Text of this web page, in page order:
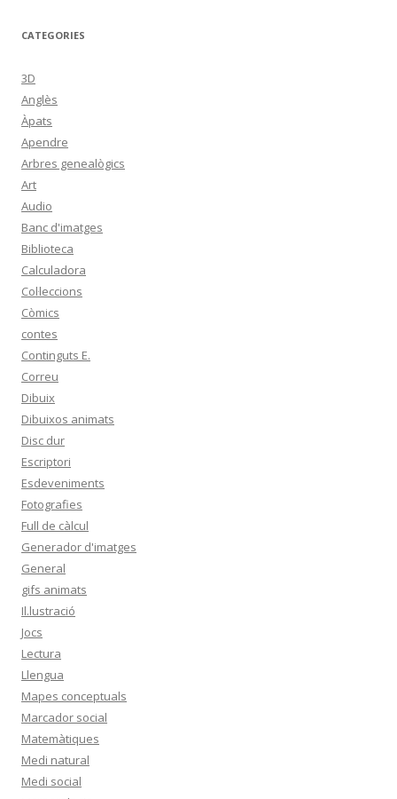
CATEGORIES
3D
Anglès
Àpats
Apendre
Arbres genealògics
Art
Audio
Banc d'imatges
Biblioteca
Calculadora
Col·leccions
Còmics
contes
Continguts E.
Correu
Dibuix
Dibuixos animats
Disc dur
Escriptori
Esdeveniments
Fotografies
Full de càlcul
Generador d'imatges
General
gifs animats
Il.lustració
Jocs
Lectura
Llengua
Mapes conceptuals
Marcador social
Matemàtiques
Medi natural
Medi social